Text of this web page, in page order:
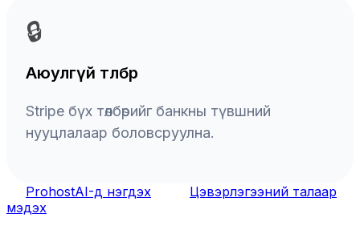
🔒
Аюулгүй төлбөр
Stripe бүх төлбөрийг банкны түвшний
нууцлалаар боловсруулна.
ProhostAI-д нэгдэх
Цэвэрлэгээний талаар
мэдэх